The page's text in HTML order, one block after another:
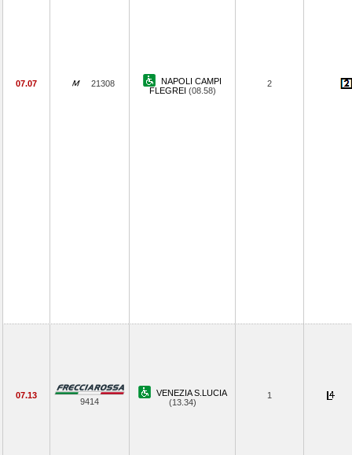
07.07 21308
NAPOLI CAMPI
FLEGREI (08.58)
2
07.13
9414
VENEZIA S.LUCIA
(13.34)
1